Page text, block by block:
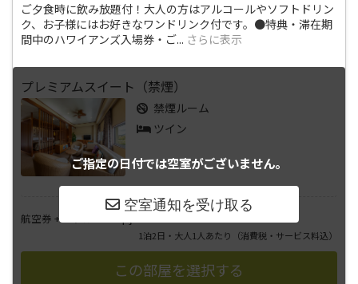
ご夕食時に飲み放題付！大人の方はアルコールやソフトドリン
ク、お子様にはお好きなワンドリンク付です。●特典・滞在期
間中のハワイアンズ入場券・ご... さらに表示
ご指定の日付では空室がございません。
プレミアムスイート（禁煙）
禁煙ルーム
ツイン
航空券 + ホテル ――――円
1泊2日・大人1人あたり （消費税・サービス料込）